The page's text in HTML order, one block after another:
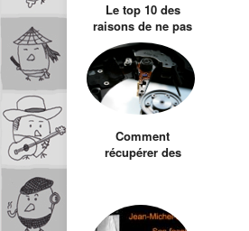
Le top 10 des
raisons de ne pas
prêter sa console à
sa copine
Comment
récupérer des
erreur ?